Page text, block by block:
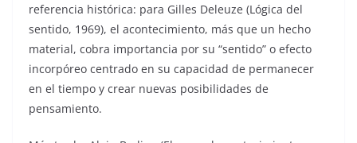
referencia histórica: para Gilles Deleuze (Lógica del
sentido, 1969), el acontecimiento, más que un hecho
material, cobra importancia por su “sentido” o efecto
incorpóreo centrado en su capacidad de permanecer
en el tiempo y crear nuevas posibilidades de
pensamiento.